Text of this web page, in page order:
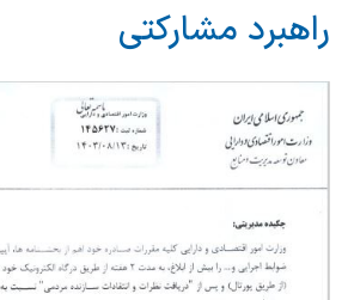
راهبرد مشارکتی